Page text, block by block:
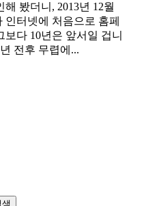
봤더니, 2013년 12월
터넷에 처음으로 홈페
다 10년은 앞서일 겁니
전후 무렵에...